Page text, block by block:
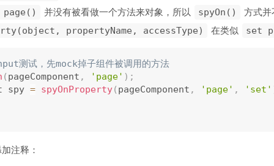
并没有被看做一个方法来对象，所以 spyOn() 方式
propertyName, accessType) 在类似 set
测试，先mock掉子组件被调用的方法
( pageComponent , 'page' ) ;
spy
= spyOnProperty( pageComponent , 'page' , 'set'
注释：